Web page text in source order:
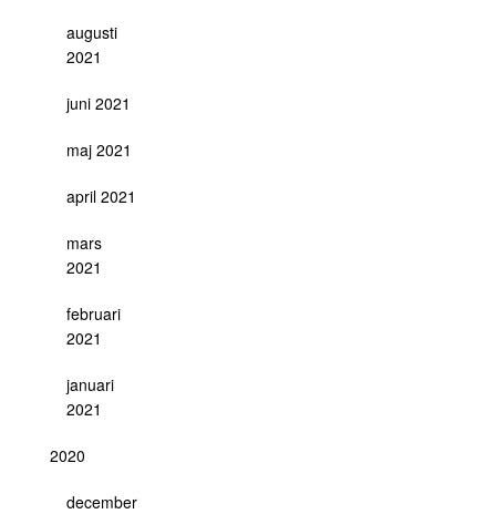
augusti
2021
juni 2021
maj 2021
april 2021
mars
2021
februari
2021
januari
2021
2020
december